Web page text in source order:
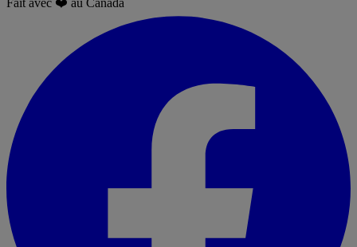
Fait avec ❤️ au Canada